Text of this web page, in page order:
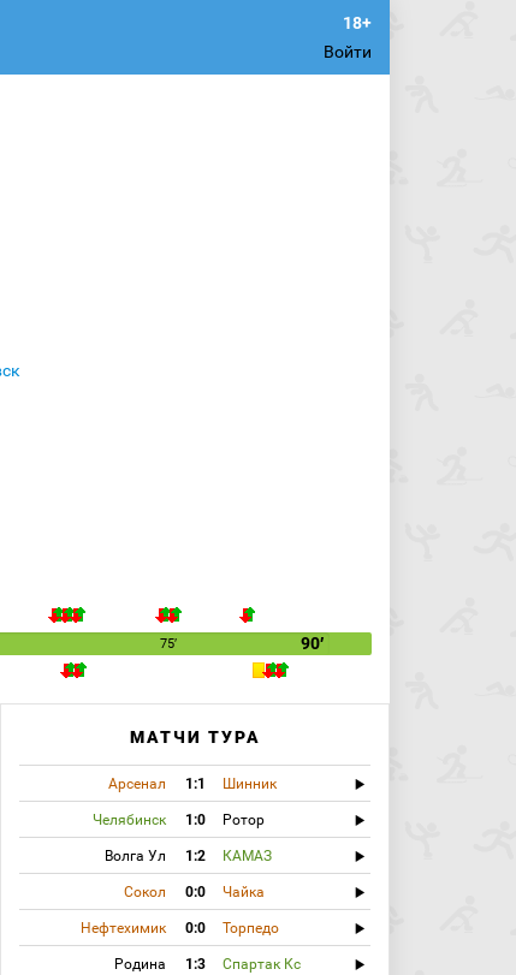
Войти
75′ 90′
МАТЧИ ТУРА
Арсенал 1:1 Шинник
Челябинск 1:0 Ротор
Волга Ул 1:2 КАМАЗ
Сокол 0:0 Чайка
Нефтехимик 0:0 Торпедо
Родина 1:3 Спартак Кс